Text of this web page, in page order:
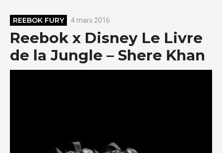
REEBOK FURY 4 mars 2016
Reebok x Disney Le Livre
de la Jungle – Shere Khan